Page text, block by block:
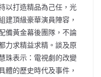
以打造精品為己任，光
建頂級豪華演員陣容，
備黃金幕後團隊，不論
力求精益求精。談及原
珠表示：電視劇的改變
體的歷史時代及事件，